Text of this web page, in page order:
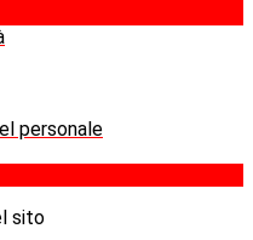
personale
sito